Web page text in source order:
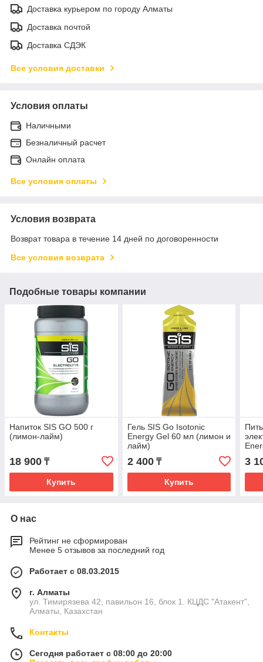
Доставка курьером по городу Алматы
Доставка почтой
Доставка СДЭК
Все условия доставки
Условия оплаты
Наличными
Безналичный расчет
Онлайн оплата
Все условия оплаты
Условия возврата
Возврат товара в течение 14 дней по договоренности
Все условия возврата
Подобные товары компании
Напиток SIS GO 500 г
(лимон-лайм)
18 900 ₸
Купить
Гель SIS Go Isotonic
Energy Gel 60 мл (лимон и
лайм)
2 400₸
Купить
3
О нас
Рейтинг не сформирован
Менее 5 отзывов за последний год
Работает с 08.03.2015
г. Алматы
ул. Тимирязева 42, павильон 16, блок 1. КЦДС "Атакент",
Алматы, Казахстан
Контакты
Сегодня работает с 08:00 до 20:00